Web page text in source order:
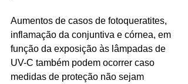
Aumentos de casos de fotoqueratites,
inflamação da conjuntiva e córnea, em
função da exposição às lâmpadas de
UV-C também podem ocorrer caso
medidas de proteção não sejam